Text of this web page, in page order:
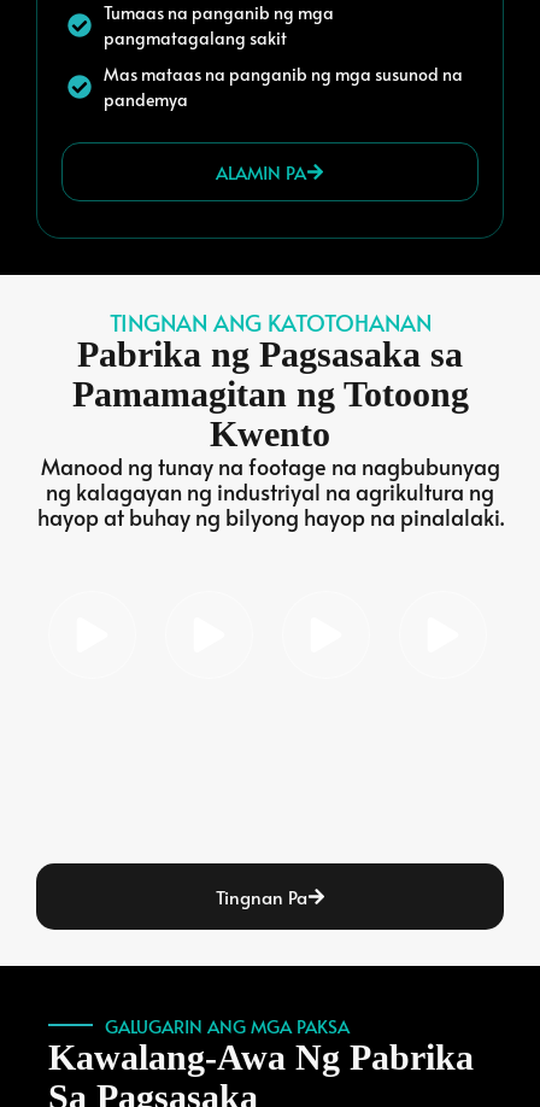
Tumaas na panganib ng mga
pangmatagalang sakit
Mas mataas na panganib ng mga susunod na
pandemya
ALAMIN PA
TINGNAN ANG KATOTOHANAN
Pabrika ng Pagsasaka sa
Pamamagitan ng Totoong
Kwento
Manood ng tunay na footage na nagbubunyag
ng kalagayan ng industriyal na agrikultura ng
hayop at buhay ng bilyong hayop na pinalalaki.
Tingnan Pa
GALUGARIN ANG MGA PAKSA
Kawalang-Awa Ng Pabrika
Sa Pagsasaka